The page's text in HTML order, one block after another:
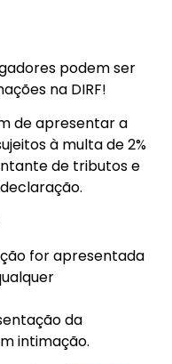
podem ser
na DIRF!
de apresentar a
à multa de 2%
de tributos e
for apresentada
da
intimação.